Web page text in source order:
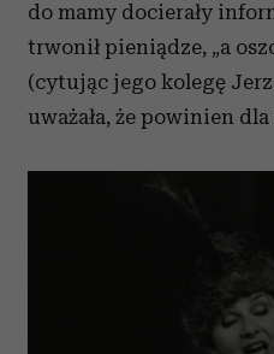
do mamy docierały
trwonił pieniądze, „a
(cytując jego kolegę
uważała, że powinien